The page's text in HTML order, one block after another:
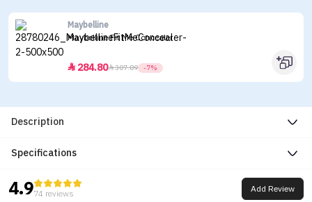
Maybelline
Maybelline Fit Me Concealer
 284.80307.89 -7%
Description
Specifications
4.974 reviews Add Review